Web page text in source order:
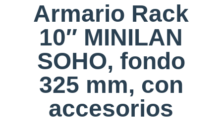
Armario Rack
10″ MINILAN
SOHO, fondo
325 mm, con
accesorios